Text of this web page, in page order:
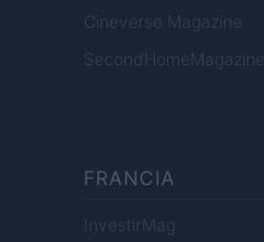
Cineverse Magazine
SecondHomeMagazine
FRANCIA
InvestirMag